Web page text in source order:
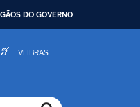
DO GOVERNO
VLIBRAS